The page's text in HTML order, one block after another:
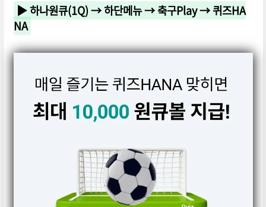
▶ 하나원큐(1Q) → 하단메뉴 → 축구Play → 퀴즈HA
NA